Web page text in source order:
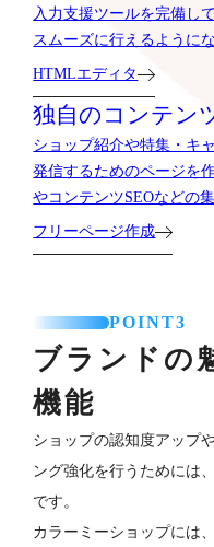
入力支援ツールを完備し
スムーズに行えるように
HTMLエディタ
独自のコンテン
ショップ紹介や特集・キ
発信するためのページを
やコンテンツSEOなどの
フリーページ作成
POINT3
ブランドの
機能
ショップの認知度アップ
ング強化を行うためには
です。
カラーミーショップには